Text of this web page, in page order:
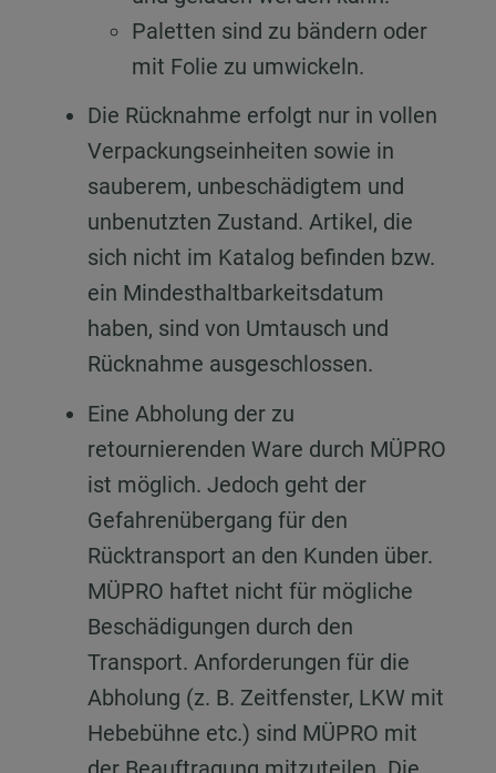
Paletten sind zu bändern oder
mit Folie zu umwickeln.
Die Rücknahme erfolgt nur in vollen
Verpackungseinheiten sowie in
sauberem, unbeschädigtem und
unbenutzten Zustand. Artikel, die
sich nicht im Katalog befinden bzw.
ein Mindesthaltbarkeitsdatum
haben, sind von Umtausch und
Rücknahme ausgeschlossen.
Eine Abholung der zu
retournierenden Ware durch MÜPRO
ist möglich. Jedoch geht der
Gefahrenübergang für den
Rücktransport an den Kunden über.
MÜPRO haftet nicht für mögliche
Beschädigungen durch den
Transport. Anforderungen für die
Abholung (z. B. Zeitfenster, LKW mit
Hebebühne etc.) sind MÜPRO mit